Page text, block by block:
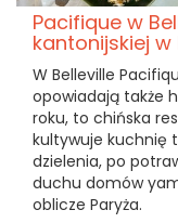
Pacifique w
kantonijskiej w
W Belleville
opowiadają także
roku, to chińska
kultywuje kuchnię
dzielenia, po
duchu domów
oblicze Paryża.